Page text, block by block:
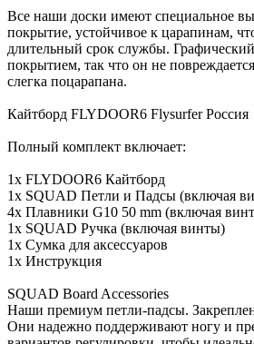
Все наши доски имеют специальное
покрытие, устойчивое к царапинам,
длительный срок службы.
покрытием, так что он не
слегка поцарапана.
Кайтборд FLYDOOR6 Flysurfer Россия
Полный комплект включает:
1x FLYDOOR6 Кайтборд
1x SQUAD Петли и Падсы (включая
4x Плавники G10 50 mm (включая
1x SQUAD Ручка (включая винты)
1х Сумка для аксессуаров
1х Инструкция
SQUAD Board Accessories
Наши премиум петли-падсы.
Они надежно поддерживают ногу и